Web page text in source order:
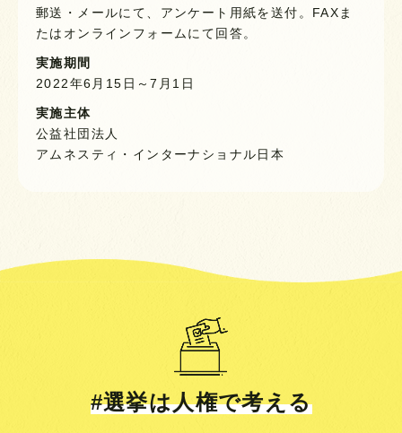
郵送・メールにて、アンケート用紙を送付。FAXま
たはオンラインフォームにて回答。
実施期間
2022年6月15日～7月1日
実施主体
公益社団法人
アムネスティ・インターナショナル日本
#選挙は人権で考える